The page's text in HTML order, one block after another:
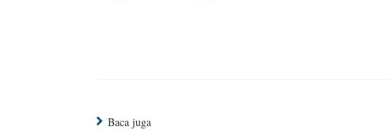
Baca juga